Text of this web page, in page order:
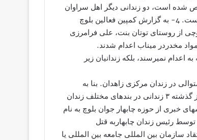
شده است، دو زندانی دیگر اهل سراوان
بوده اند اما از هویت دقیق آنها و بقیه افراد اعدام شده اطلاعی در دست نیست. 4- به گزارش کمپین فعالین بلوچ
شکر الله بلوچی از روستای توتان بنت، علی فرامرزی
مخدردر میناب اعدام شدند.
نميرسند، بلکه زندانیان زیر
نارویی، مهدی نارویی و غلام ربانی،۳ زندانی در ۳ روز متوالی در زندان مرکزی زاهدان. بنا به
گزارشات رسیده به « فعالین حقوق بشر و دمکراسی در ایران » طی ۳ روز گذشته ۳ زندانی در بندهای مختلف زندان
درمان در زندان جان باختند. 2- بنا به گزارشهای خبری از حوزه چابهار جوان بلوچ به نام
رئیس زندان چابهاربه قتل
سازمان بین المللی جامعه بین المللی یا